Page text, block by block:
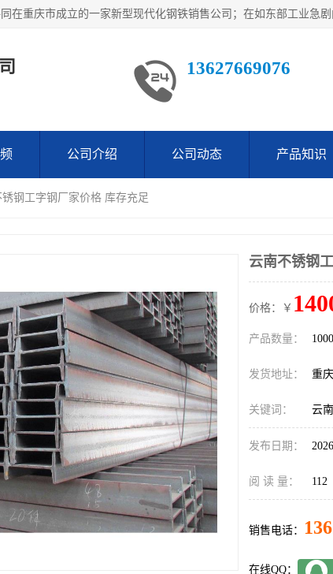
13627669076
公司介绍 公司动态 产品知识
钢工字钢厂家价格 库存充足
云南不锈钢
价格：￥
产品数量：
发货地址： 重
关键词： 云
发布日期：
阅 读 量： 112
销售电话：
在线QQ：